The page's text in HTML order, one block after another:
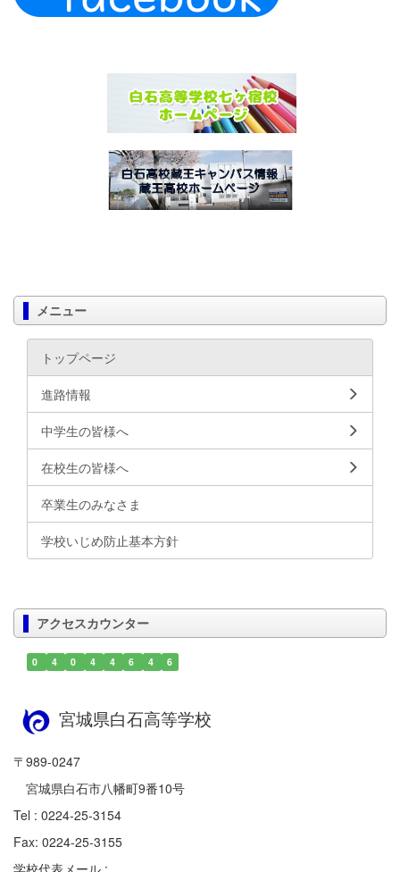
メニュー
トップページ
進路情報
中学生の皆様へ
在校生の皆様へ
卒業生のみなさま
学校いじめ防止基本方針
アクセスカウンター
0 4 0 4 4 6 4 6
宮城県白石高等学校
〒989-0247
宮城県白石市八幡町9番10号
Tel : 0224-25-3154
Fax: 0224-25-3155
学校代表メール :